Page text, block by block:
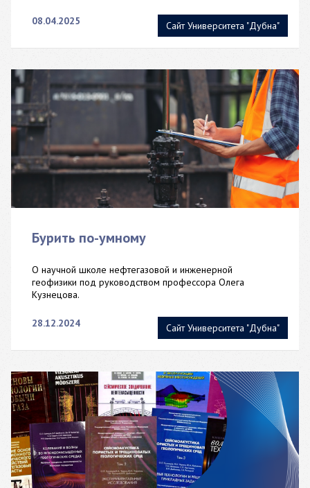
Сайт Университета "Дубна"
08.04.2025
Сайт Университета "Дубна"
Бурить по-умному
О научной школе нефтегазовой и инженерной
геофизики под руководством профессора Олега
Кузнецова.
28.12.2024